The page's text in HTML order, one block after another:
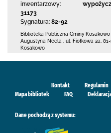
inwentarzowy:
31173
Sygnatura: 82-92
Biblioteka Publiczna Gminy Kosakowo
Augustyna Necla
ul. Fiołkowa 2a
Kosakowo
Kontakt Regulamin
Mapa bibliotek
FAQ
Dane pochodzą z systemu: